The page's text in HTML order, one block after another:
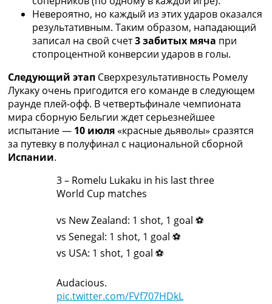
Другие Турниры >>>
Таблицы
Таблицы групп Чемпионата Мира
Украина. Премьер-Лига
Украина. Первая Лига
Лига Чемпионов. Таблицы групп
Англия. Премьер-Лига
Испания. Ла Лига
Все таблицы >>>
Рейтинги
Рейтинг стран УЕФА
Рейтинг клубов УЕФА
ТВ программа
Невероятно, но каждый из этих ударов оказался
результативным. Таким образом, нападающий
записал на свой счет3 забитых мяча при
стопроцентной конверсии ударов в голы.
Следующий этап Сверхрезультативность Ромелу
Лукаку очень пригодится его команде в следующем
раунде плей-офф. В четвертьфинале чемпионата
мира сборную Бельгии ждет серьезнейшее
испытание — 10 июля«красные дьяволы» сразятся
за путевку в полуфинал с национальной сборной
Испании.
3 – Romelu Lukaku in his last three
World Cup matches
vs New Zealand: 1 shot, 1 goal ⚽
vs Senegal: 1 shot, 1 goal ⚽
vs USA: 1 shot, 1 goal ⚽
Audacious.
pic.twitter.com/FVf707HDkL